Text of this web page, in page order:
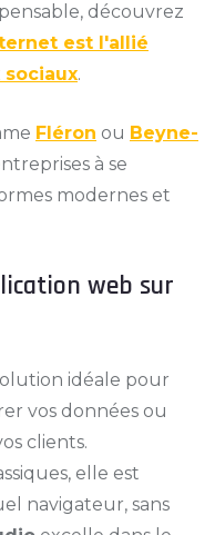
découvrez
est l'allié
.
Fléron ou Beyne-
à se
modernes et
web sur
idéale pour
vos données ou
clients.
elle est
navigateur, sans